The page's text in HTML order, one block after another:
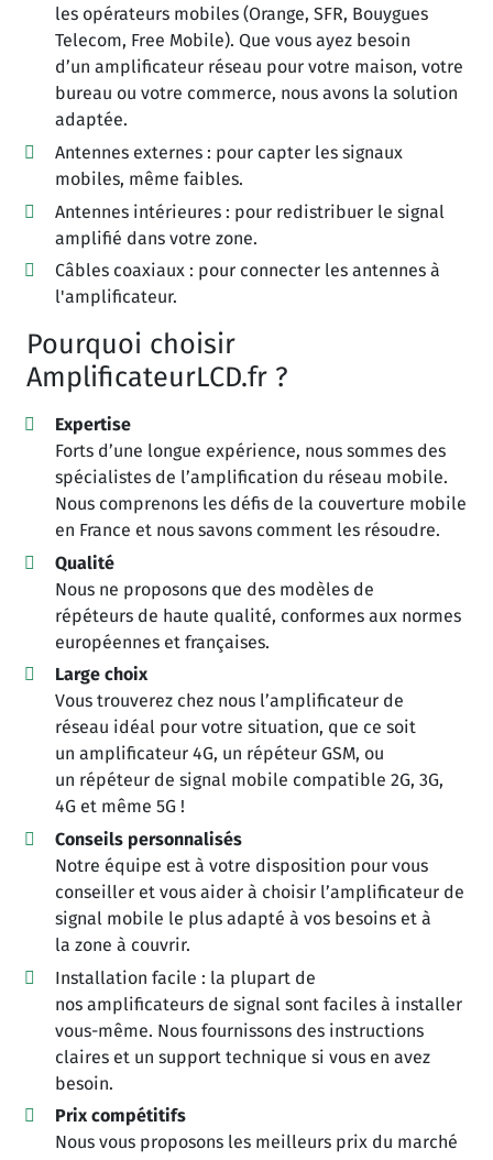
les opérateurs mobiles (Orange, SFR, Bouygues
Telecom, Free Mobile). Que vous ayez besoin
d’un amplificateur réseau pour votre maison, votre
bureau ou votre commerce, nous avons la solution
adaptée.
Antennes externes : pour capter les signaux
mobiles, même faibles.
Antennes intérieures : pour redistribuer le signal
amplifié dans votre zone.
Câbles coaxiaux : pour connecter les antennes à
l'amplificateur.
Pourquoi choisir
AmplificateurLCD.fr ?
Expertise
Forts d’une longue expérience, nous sommes des
spécialistes de l’amplification du réseau mobile.
Nous comprenons les défis de la couverture mobile
en France et nous savons comment les résoudre.
Qualité
Nous ne proposons que des modèles de
répéteurs de haute qualité, conformes aux normes
européennes et françaises.
Large choix
Vous trouverez chez nous l’amplificateur de
réseau idéal pour votre situation, que ce soit
un amplificateur 4G, un répéteur GSM, ou
un répéteur de signal mobile compatible 2G, 3G,
4G et même 5G !
Conseils personnalisés
Notre équipe est à votre disposition pour vous
conseiller et vous aider à choisir l’amplificateur de
signal mobile le plus adapté à vos besoins et à
la zone à couvrir.
Installation facile : la plupart de
nos amplificateurs de signal sont faciles à installer
vous-même. Nous fournissons des instructions
claires et un support technique si vous en avez
besoin.
Prix compétitifs
Nous vous proposons les meilleurs prix du marché